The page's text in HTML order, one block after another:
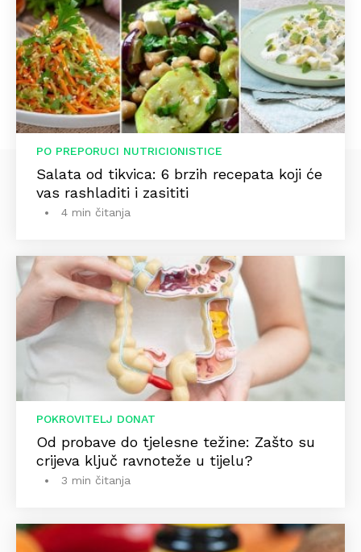
PO PREPORUCI NUTRICIONISTICE
Salata od tikvica: 6 brzih recepata koji će
vas rashladiti i zasititi
4 min čitanja
POKROVITELJ DONAT
Od probave do tjelesne težine: Zašto su
crijeva ključ ravnoteže u tijelu?
3 min čitanja